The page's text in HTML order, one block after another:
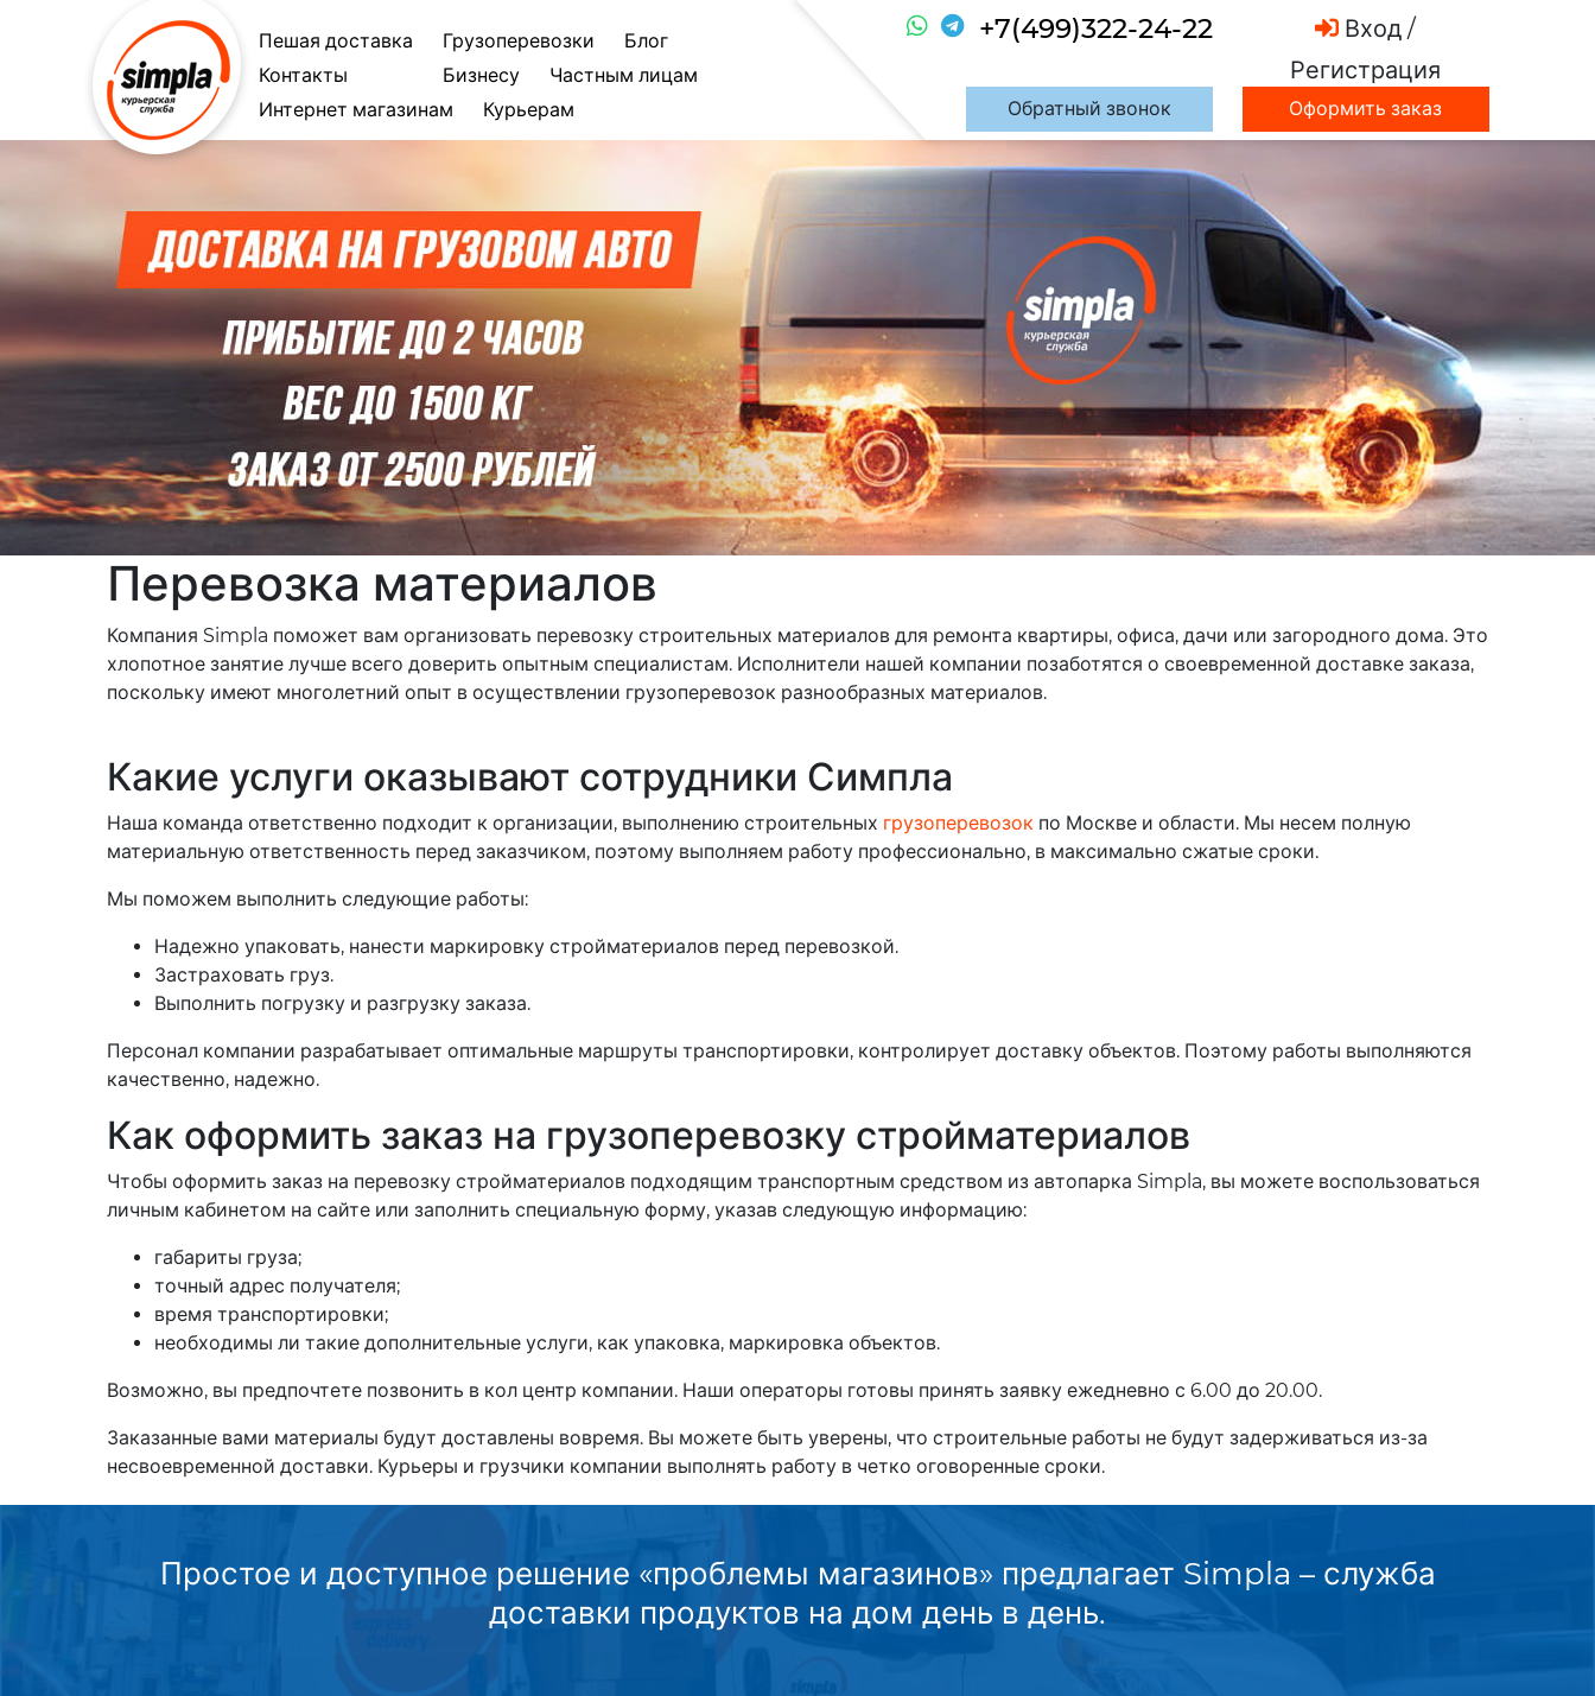
Пешая доставка Грузоперевозки
Блог
Контакты
Бизнесу
Частным лицам
Интернет магазинам
Курьерам Обратный звонок
Вход /
Регистрация
+7(499)322-24-22
Оформить заказ
Перевозка материалов
Компания Simpla поможет вам организовать перевозку строительных материалов для ремонта квартиры, офиса, дачи или загородного дома. Это
хлопотное занятие лучше всего доверить опытным специалистам. Исполнители нашей компании позаботятся о своевременной доставке заказа,
поскольку имеют многолетний опыт в осуществлении грузоперевозок разнообразных материалов.
Какие услуги оказывают сотрудники Симпла
Наша команда ответственно подходит к организации, выполнению строительных грузоперевозок по Москве и области. Мы несем полную
материальную ответственность перед заказчиком, поэтому выполняем работу профессионально, в максимально сжатые сроки.
Мы поможем выполнить следующие работы:
Надежно упаковать, нанести маркировку стройматериалов перед перевозкой.
Застраховать груз.
Выполнить погрузку и разгрузку заказа.
Персонал компании разрабатывает оптимальные маршруты транспортировки, контролирует доставку объектов. Поэтому работы выполняются
качественно, надежно.
Как оформить заказ на грузоперевозку стройматериалов
Чтобы оформить заказ на перевозку стройматериалов подходящим транспортным средством из автопарка Simpla, вы можете воспользоваться
личным кабинетом на сайте или заполнить специальную форму, указав следующую информацию:
габариты груза;
точный адрес получателя;
время транспортировки;
необходимы ли такие дополнительные услуги, как упаковка, маркировка объектов.
Возможно, вы предпочтете позвонить в кол центр компании. Наши операторы готовы принять заявку ежедневно с 6.00 до 20.00.
Заказанные вами материалы будут доставлены вовремя. Вы можете быть уверены, что строительные работы не будут задерживаться из-за
несвоевременной доставки. Курьеры и грузчики компании выполнять работу в четко оговоренные сроки.
Простое и доступное решение «проблемы магазинов» предлагает Simpla – служба
доставки продуктов на дом день в день.